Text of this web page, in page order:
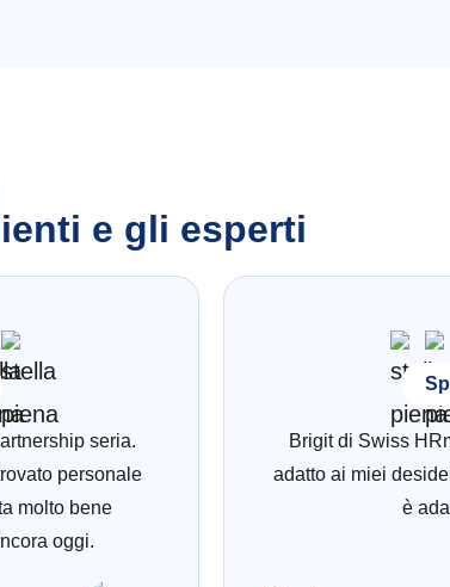
e gli esperti
seria.
personale
molto bene
oggi.
Brigit di Swiss
adatto ai miei
è